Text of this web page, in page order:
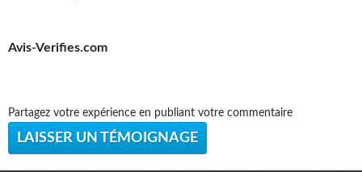
Avis-Verifies.com
Partagez votre expérience en publiant votre commentaire
LAISSER UN TÉMOIGNAGE